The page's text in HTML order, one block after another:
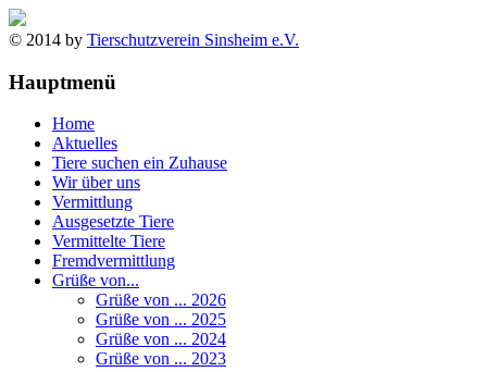
© 2014 by Tierschutzverein Sinsheim e.V.
Hauptmenü
Home
Aktuelles
Tiere suchen ein Zuhause
Wir über uns
Vermittlung
Ausgesetzte Tiere
Vermittelte Tiere
Fremdvermittlung
Grüße von...
Grüße von ... 2026
Grüße von ... 2025
Grüße von ... 2024
Grüße von ... 2023